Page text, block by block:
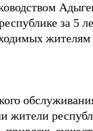
за 5
жителям
жители